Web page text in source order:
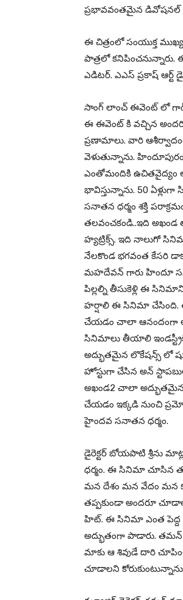
ప్రభావవంతమైన డివోషనల్
ఈ చిత్రంలో సంయుక్త
పాత్రలో కనిపించనున్నారు.
ఎడిటర్. ఎఎస్ ప్రకాష్ ఆర్ట్
సాంగ్ లాంచ్ ఈవెంట్ లో
ఈ ఈవెంట్ కి వచ్చిన
ప్రణామాలు. వారి
వెళుతున్నాను.
ఎంతోమందికి ఉచితవైద్యం
భావిస్తున్నాను. 50
సనాతన ధర్మం శక్తి
తలవంచకండి..ఇది
హ్యట్రిక్స్. ఇది నాలుగో
నేలకొండ భగవంత కేసరి
మహదేవన్ గారు హిందూ
పిల్లల్ని తీసుకెళ్లి ఈ
హర్షాలి ఈ సినిమా చేసింది.
చేయడం చాలా ఆనందంగా
సినిమాలు తీయాలి
అద్భుతమైన లొకేషన్స్ లో
హోస్టుగా చేసిన అన్
అఖండ2 చాలా అద్భుతమైన
చేయడం ఇక్కడి నుంచి
హైందవ సనాతన ధర్మం.
డైరెక్టర్ బోయపాటి శ్రీను
ధర్మం. ఈ సినిమా చూసిన
మన దేశం మన వేదం మన
తప్పకుండా అందరూ
హిట్. ఈ సినిమా ఎంత పెద్ద
అద్భుతంగా పాడారు. తమన్
మాకు ఆ శివుడే దారి
చూడాలని కోరుకుంటున్నాను